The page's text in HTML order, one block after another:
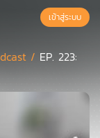
เข้าสู่ระบบ
/ EP. 223: